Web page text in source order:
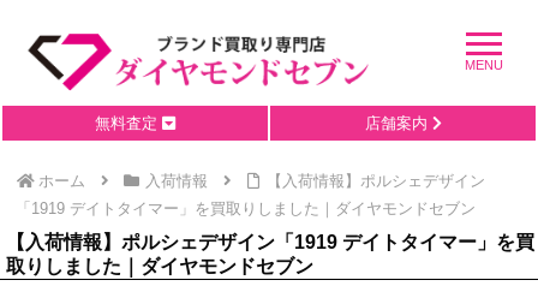
無料査定 店舗案内
ホーム 入荷情報
【入荷情報】ポルシェデザイン
「1919 デイトタイマー」を買取りしました｜ダイヤモンドセブン
【入荷情報】ポルシェデザイン「1919 デイトタイマー」を買
取りしました｜ダイヤモンドセブン